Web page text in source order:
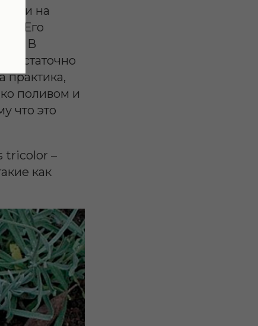
на
Его
В
достаточно
практика,
поливом и
что это
tricolor –
как